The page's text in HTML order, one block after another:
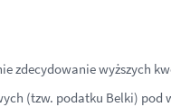
zdecydowanie wyższych
(tzw. podatku Belki)